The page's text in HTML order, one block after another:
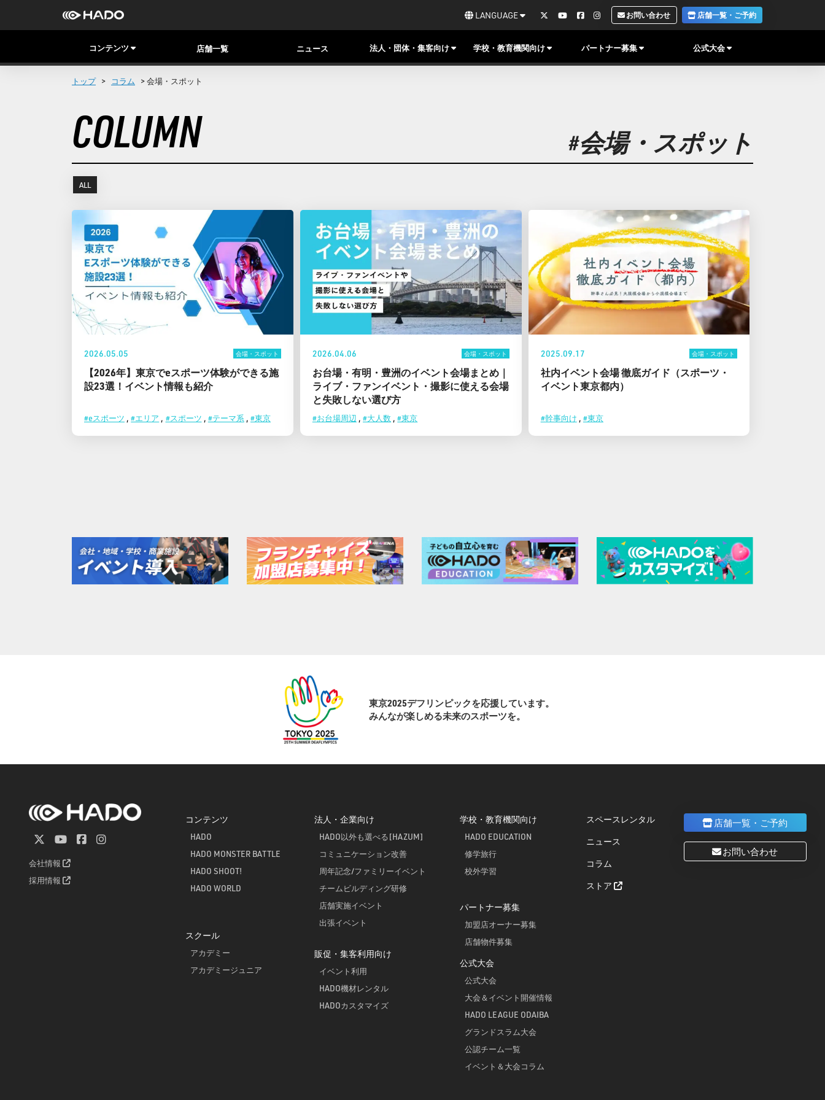
LANGUAGE お問い合わせ 店舗一覧・ご予約
コンテンツ 店舗一覧 ニュース 法人・団体・集客向け 学校・教育機関向け パートナー募集 公式大会
トップ > コラム > 会場・スポット
COLUMN #会場・スポット
ALL
2026.05.05 会場・スポット
【2026年】東京でeスポーツ体験ができる施
設23選！イベント情報も紹介
#eスポーツ , #エリア , #スポーツ , #テーマ系 , #東京
2026.04.06 会場・スポット
お台場・有明・豊洲のイベント会場まとめ｜
ライブ・ファンイベント・撮影に使える会場
と失敗しない選び方
#お台場周辺 , #大人数 , #東京
2025.09.17 会場・スポット
社内イベント会場 徹底ガイド（スポーツ・
イベント東京都内）
#幹事向け , #東京
東京2025デフリンピックを応援しています。
みんなが楽しめる未来のスポーツを。
会社情報
採用情報
コンテンツ
HADO
HADO MONSTER BATTLE
HADO SHOOT!
HADO WORLD
スクール
アカデミー
アカデミージュニア
法人・企業向け
HADO以外も選べる[HAZUM]
コミュニケーション改善
周年記念/ファミリーイベント
チームビルディング研修
店舗実施イベント
出張イベント
販促・集客利用向け
イベント利用
HADO機材レンタル
HADOカスタマイズ
学校・教育機関向け
HADO EDUCATION
修学旅行
校外学習
パートナー募集
加盟店オーナー募集
店舗物件募集
公式大会
公式大会
大会＆イベント開催情報
HADO LEAGUE ODAIBA
グランドスラム大会
公認チーム一覧
イベント＆大会コラム
スペースレンタル
ニュース
コラム
ストア
店舗一覧・ご予約
お問い合わせ